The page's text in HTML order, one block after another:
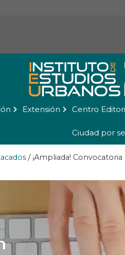
Extensión Centro
Ciudad por
/ ¡Ampliada!